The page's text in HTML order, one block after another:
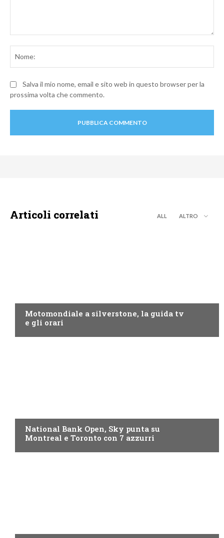
Salva il mio nome, email e sito web in questo browser per la
prossima volta che commento.
Articoli correlati ALL ALTRO
Motomondiale a silverstone, la guida tv
e gli orari
National Bank Open, Sky punta su
Montreal e Toronto con 7 azzurri